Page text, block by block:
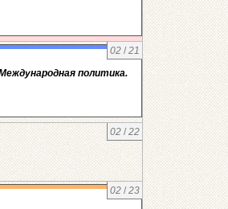
02 /21
политика.
02 /22
02 /23